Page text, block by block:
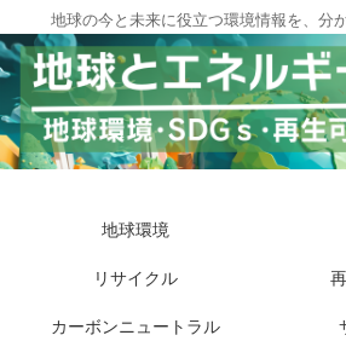
地球の今と未来に役立つ環境情報を、分
地球環境
リサイクル
カーボンニュートラル